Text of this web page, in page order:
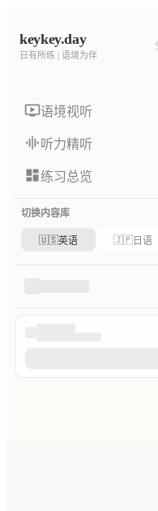
keykey.day
日有所练 | 语境为伴
语境视听
听力精听
练习总览
切换内容库
🇺🇸英语 🇯🇵 日语